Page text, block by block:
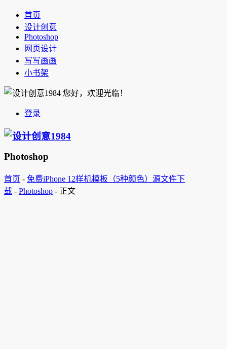
首页
设计创意
Photoshop
网页设计
写写画画
小书架
您好，欢迎光临！
登录
Photoshop
首页 - 免费iPhone 12样机模板（5种颜色）源文件下
载 - Photoshop - 正文